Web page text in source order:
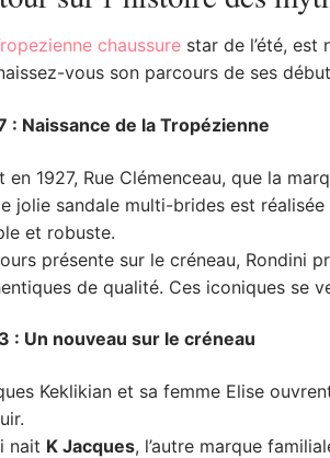
chaussurestar de l’été, est
vous son parcours de ses
: Naissance de la Tropézienne
en 1927, Rue Clémenceau, que la
jolie sandale multi-brides est
et robuste.
présente sur le créneau, Rondini
de qualité. Ces iconiques se
: Un nouveau sur le créneau
Keklikian et sa femme Elise
nait K Jacques, l’autre marque